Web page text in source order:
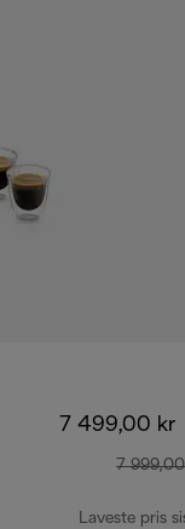
7 499,00 kr
7
Laveste pris